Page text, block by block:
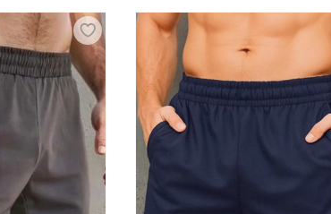
из легких, дышащих материалов,
тела. Такая одежда должна быть прочной, но
занятий боксом. Готовы предложить на
перчатки, бандажи, боксерки и